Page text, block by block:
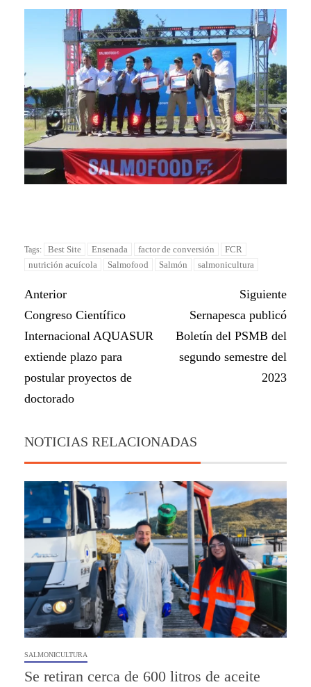
Tags: Best Site Ensenada factor de conversión
FCR
nutrición acuícola
Salmofood Salmón salmonicultura
Anterior
Congreso Científico
Internacional AQUASUR
extiende plazo para
postular proyectos de
doctorado
Siguiente
Sernapesca publicó
Boletín del PSMB del
segundo semestre del
2023
NOTICIAS RELACIONADAS
SALMONICULTURA
Se retiran cerca de 600 litros de aceite